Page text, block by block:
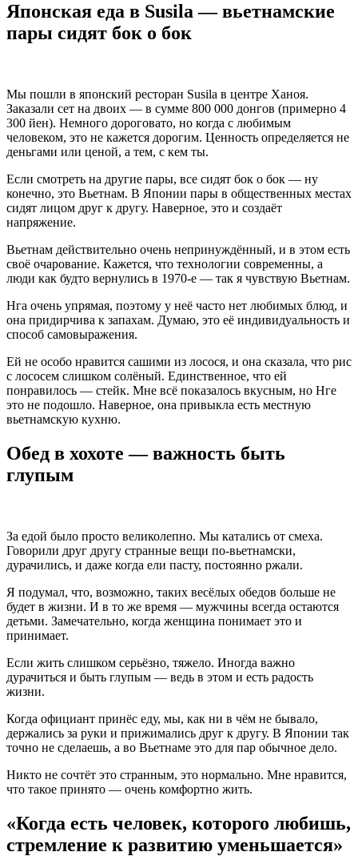
Японская еда в Susila — вьетнамские
пары сидят бок о бок
Мы пошли в японский ресторан Susila в центре Ханоя.
Заказали сет на двоих — в сумме 800 000 донгов (примерно 4
300 йен). Немного дороговато, но когда с любимым
человеком, это не кажется дорогим. Ценность определяется не
деньгами или ценой, а тем, с кем ты.
Если смотреть на другие пары, все сидят бок о бок — ну
конечно, это Вьетнам. В Японии пары в общественных местах
сидят лицом друг к другу. Наверное, это и создаёт
напряжение.
Вьетнам действительно очень непринуждённый, и в этом есть
своё очарование. Кажется, что технологии современны, а
люди как будто вернулись в 1970-е — так я чувствую Вьетнам.
Нга очень упрямая, поэтому у неё часто нет любимых блюд, и
она придирчива к запахам. Думаю, это её индивидуальность и
способ самовыражения.
Ей не особо нравится сашими из лосося, и она сказала, что рис
с лососем слишком солёный. Единственное, что ей
понравилось — стейк. Мне всё показалось вкусным, но Нге
это не подошло. Наверное, она привыкла есть местную
вьетнамскую кухню.
Обед в хохоте — важность быть
глупым
За едой было просто великолепно. Мы катались от смеха.
Говорили друг другу странные вещи по-вьетнамски,
дурачились, и даже когда ели пасту, постоянно ржали.
Я подумал, что, возможно, таких весёлых обедов больше не
будет в жизни. И в то же время — мужчины всегда остаются
детьми. Замечательно, когда женщина понимает это и
принимает.
Если жить слишком серьёзно, тяжело. Иногда важно
дурачиться и быть глупым — ведь в этом и есть радость
жизни.
Когда официант принёс еду, мы, как ни в чём не бывало,
держались за руки и прижимались друг к другу. В Японии так
точно не сделаешь, а во Вьетнаме это для пар обычное дело.
Никто не сочтёт это странным, это нормально. Мне нравится,
что такое принято — очень комфортно жить.
«Когда есть человек, которого любишь,
стремление к развитию уменьшается»